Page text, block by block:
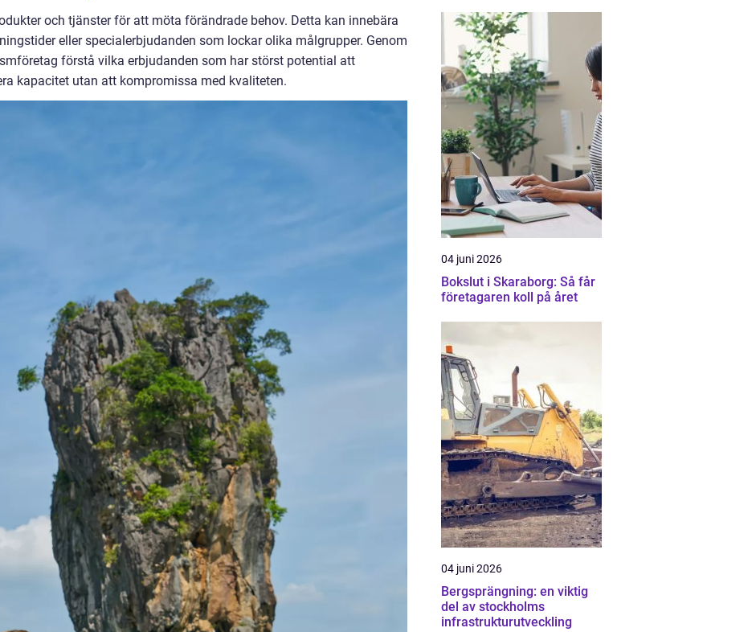
och tjänster för att möta förändrade behov. Detta kan innebära
eller specialerbjudanden som lockar olika målgrupper. Genom
förstå vilka erbjudanden som har störst potential att
kapacitet utan att kompromissa med kvaliteten.
04 juni 2026
Bokslut i Skaraborg: Så får
företagaren koll på året
04 juni 2026
Bergsprängning: en viktig
del av stockholms
infrastrukturutveckling